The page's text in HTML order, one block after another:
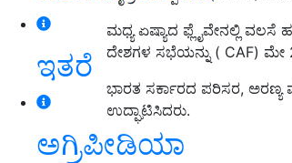
ಇತರೆ
ಅಗ್ರಿಪೀಡಿಯಾ
ಮಧ್ಯ ಏಷ್ಯಾದ ಫ್ಲೈವೇನಲ್ಲಿ ವಲಸೆ
ದೇಶಗಳ ಸಭೆಯನ್ನು ( CAF)
ಭಾರತ ಸರ್ಕಾರದ ಪರಿಸರ,
ಉದ್ಘಾಟಿಸಿದರು.